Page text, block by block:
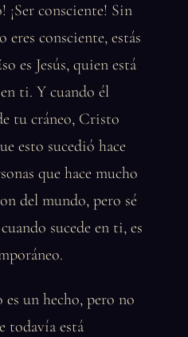
¡Ser consciente! Sin
eres consciente, estás
es Jesús, quien está
ti. Y cuando él
tu cráneo, Cristo
esto sucedió hace
que hace mucho
del mundo, pero sé
sucede en ti, es
un hecho, pero no
todavía está